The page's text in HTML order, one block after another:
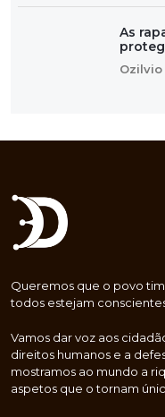
As
Queremos que o povo
todos estejam
Vamos dar voz aos
direitos humanos e a
mostramos ao mundo a
aspetos que o tornam